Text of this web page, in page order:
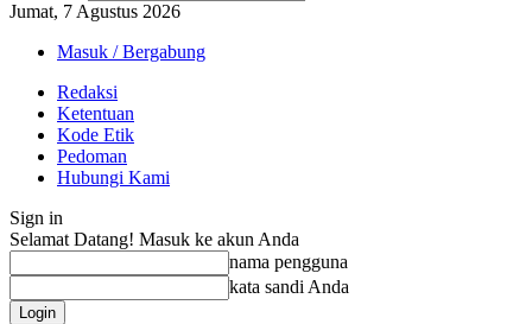
Jumat, 7 Agustus 2026
Masuk / Bergabung
Redaksi
Ketentuan
Kode Etik
Pedoman
Hubungi Kami
Sign in
Selamat Datang! Masuk ke akun Anda
nama pengguna
kata sandi Anda